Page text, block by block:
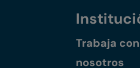
Trabaja con
nosotros